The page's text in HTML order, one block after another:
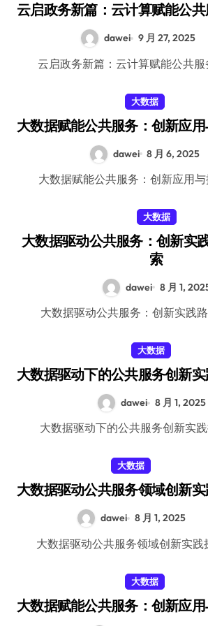
云启政务新篇：云计算赋能公
dawei 9 月 27, 2025
云启政务新篇：云计算赋能公共
大数据
大数据赋能公共服务：创新应
dawei 8 月 6, 2025
大数据赋能公共服务：创新应用
大数据
大数据驱动公共服务：创新实
索
dawei 8 月 1,
大数据驱动公共服务：创新实践
大数据
大数据驱动下的公共服务创新
dawei 8 月 1, 2025
大数据驱动下的公共服务创新实
大数据
大数据驱动公共服务领域创新
dawei 8 月 1, 2025
大数据驱动公共服务领域创新实践
大数据
大数据赋能公共服务：创新应